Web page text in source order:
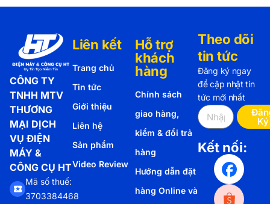
CÔNG TY
TNHH MTV
THƯƠNG
MẠI DỊCH
VỤ ĐIỆN
MÁY &
CÔNG CỤ HT
Mã số thuế:
3703384468
Liên kết
Trang chủ
Tin tức
Giới thiệu
Liên hệ
Sản phẩm
Video Review
Hỗ trợ
khách
hàng
Chính sách
giao hàng,
kiểm & đổi trả
hàng
Hướng dẫn đặt
hàng Online và
Theo dõi
tin tức
Đăng ký ngay
để cập nhật tin
tức mới nhất
Ký
Kết nối: